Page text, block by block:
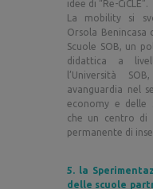
idee di “Re-CiCLE”.
La mobility si
Orsola Benincasa
Scuole SOB, un
didattica a
l’Università
avanguardia nel
economy e delle
che un centro di
permanente di
5.
la
delle scuole